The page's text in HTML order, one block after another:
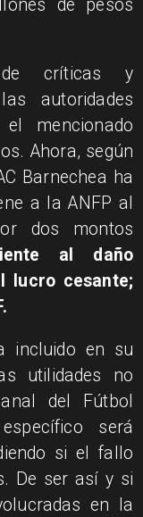
de pesos
críticas y
autoridades
mencionado
Ahora, según
Barnechea ha
a la ANFP al
dos montos
al daño
lucro cesante;
incluido en su
utilidades no
del Fútbol
será
si el fallo
De ser así y si
en la